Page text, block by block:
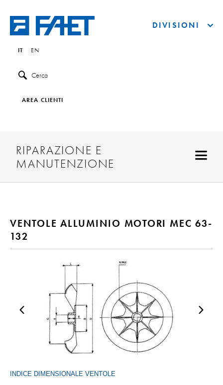
IT EN
Cerca
AREA CLIENTI
DIVISIONI
RIPARAZIONE E
MANUTENZIONE
VENTOLE ALLUMINIO MOTORI MEC 63-
132
INDICE DIMENSIONALE VENTOLE